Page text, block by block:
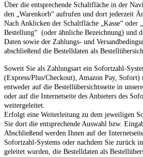
Über die entsprechende Schaltfläche in der
den „Warenkorb“ aufrufen und dort jederzeit
Nach Anklicken der Schaltfläche „Kasse“ oder
Bestellung“ (oder ähnliche Bezeichnung) und
Daten sowie der Zahlungs- und
abschließend die Bestelldaten als
Soweit Sie als Zahlungsart ein Sofortzahl-
(Express/Plus/Checkout), Amazon Pay, Sofort)
entweder auf die Bestellübersichtsseite in
oder auf die Internetseite des Anbieters des
weitergeleitet.
Erfolgt eine Weiterleitung zu dem jeweiligen
Sie dort die entsprechende Auswahl bzw.
Abschließend werden Ihnen auf der
Sofortzahl-Systems oder nachdem Sie zurück
geleitet wurden, die Bestelldaten als